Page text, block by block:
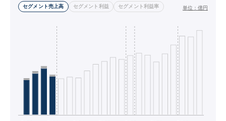
セグメント売上高 セグメント利益 セグメント利益率 単位： 億円